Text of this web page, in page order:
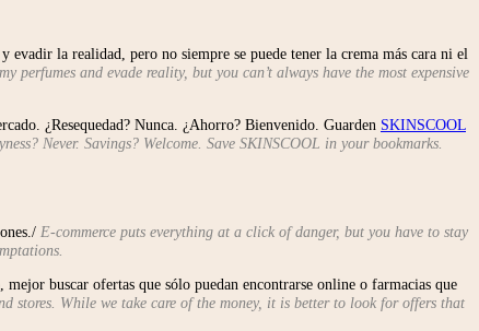
evadir la realidad, pero no siempre se puede tener la crema más cara ni el
and evade reality, but you can’t always have the most expensive
¿Resequedad? Nunca. ¿Ahorro? Bienvenido. Guarden SKINSCOOL
Never. Savings? Welcome. Save SKINSCOOL in your bookmarks.
E-commerce puts everything at a click of danger, but you have to stay
buscar ofertas que sólo puedan encontrarse online o farmacias que
stores. While we take care of the money, it is better to look for offers that